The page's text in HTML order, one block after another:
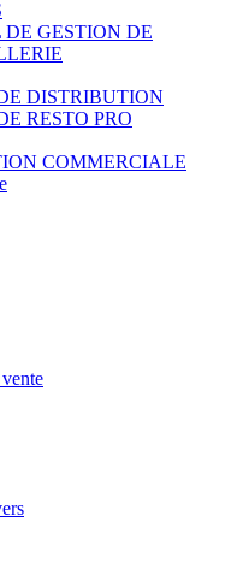
GESTION DE
DISTRIBUTION
RESTO PRO
COMMERCIALE